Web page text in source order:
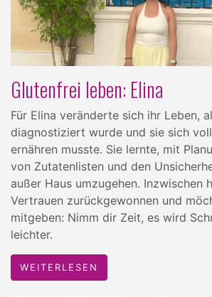
Glutenfrei leben: Elina
Für Elina veränderte sich ihr Leben,
diagnostiziert wurde und sie sich
ernähren musste. Sie lernte, mit
von Zutatenlisten und den
außer Haus umzugehen. Inzwischen
Vertrauen zurückgewonnen und
mitgeben: Nimm dir Zeit, es wird
leichter.
WEITERLESEN